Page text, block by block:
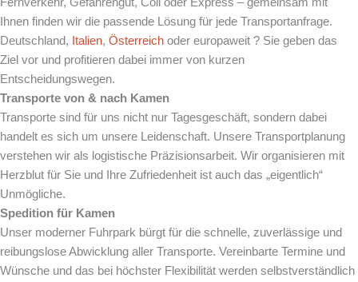
Ihnen finden wir die passende Lösung für jede Transportanfrage.
Deutschland, Italien, Österreich oder europaweit ? Sie geben das
Ziel vor und profitieren dabei immer von kurzen
Entscheidungswegen.
Transporte von & nach Kamen
Transporte sind für uns nicht nur Tagesgeschäft, sondern dabei
handelt es sich um unsere Leidenschaft. Unsere Transportplanung
verstehen wir als logistische Präzisionsarbeit. Wir organisieren mit
Herzblut für Sie und Ihre Zufriedenheit ist auch das „eigentlich“
Unmögliche.
Spedition für Kamen
Unser moderner Fuhrpark bürgt für die schnelle, zuverlässige und
reibungslose Abwicklung aller Transporte. Vereinbarte Termine und
Wünsche und das bei höchster Flexibilität werden selbstverständlich